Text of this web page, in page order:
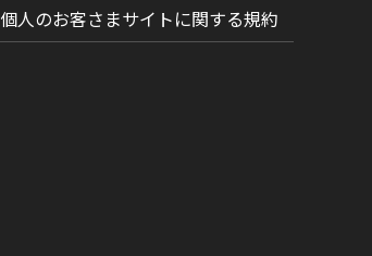
個人のお客さまサイトに関する規約